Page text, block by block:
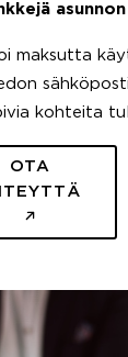
maksutta
kohteita
OTA